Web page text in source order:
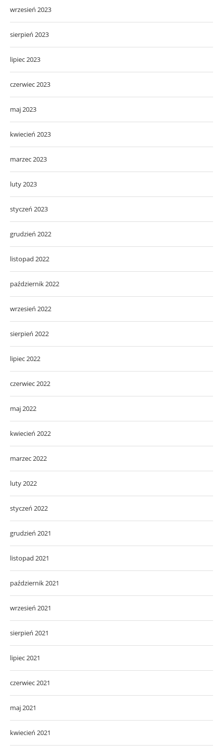
wrzesień 2023
sierpień 2023
lipiec 2023
czerwiec 2023
maj 2023
kwiecień 2023
marzec 2023
luty 2023
styczeń 2023
grudzień 2022
listopad 2022
październik 2022
wrzesień 2022
sierpień 2022
lipiec 2022
czerwiec 2022
maj 2022
kwiecień 2022
marzec 2022
luty 2022
styczeń 2022
grudzień 2021
listopad 2021
październik 2021
wrzesień 2021
sierpień 2021
lipiec 2021
czerwiec 2021
maj 2021
kwiecień 2021